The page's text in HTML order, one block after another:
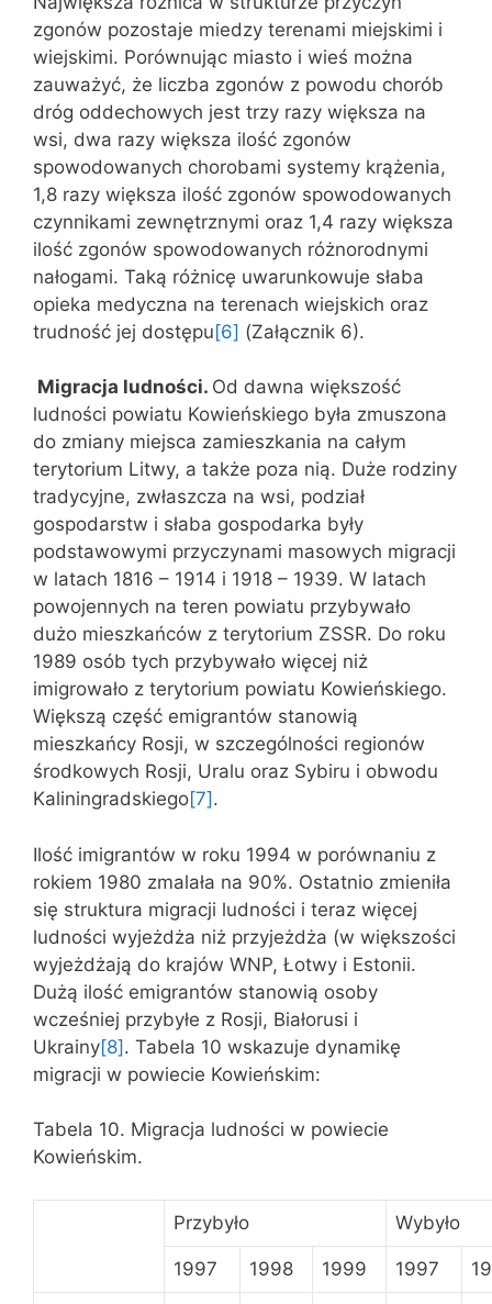
zgonów pozostaje miedzy terenami miejskimi i
wiejskimi. Porównując miasto i wieś można
zauważyć, że liczba zgonów z powodu chorób
dróg oddechowych jest trzy razy większa na
wsi, dwa razy większa ilość zgonów
spowodowanych chorobami systemy krążenia,
1,8 razy większa ilość zgonów spowodowanych
czynnikami zewnętrznymi oraz 1,4 razy większa
ilość zgonów spowodowanych różnorodnymi
nałogami. Taką różnicę uwarunkowuje słaba
opieka medyczna na terenach wiejskich oraz
trudność jej dostępu[6] (Załącznik 6).
Migracja ludności. Od dawna większość
ludności powiatu Kowieńskiego była zmuszona
do zmiany miejsca zamieszkania na całym
terytorium Litwy, a także poza nią. Duże rodziny
tradycyjne, zwłaszcza na wsi, podział
gospodarstw i słaba gospodarka były
podstawowymi przyczynami masowych migracji
w latach 1816 – 1914 i 1918 – 1939. W latach
powojennych na teren powiatu przybywało
dużo mieszkańców z terytorium ZSSR. Do roku
1989 osób tych przybywało więcej niż
imigrowało z terytorium powiatu Kowieńskiego.
Większą część emigrantów stanowią
mieszkańcy Rosji, w szczególności regionów
środkowych Rosji, Uralu oraz Sybiru i obwodu
Kaliningradskiego[7] .
Ilość imigrantów w roku 1994 w porównaniu z
rokiem 1980 zmalała na 90%. Ostatnio zmieniła
się struktura migracji ludności i teraz więcej
ludności wyjeżdża niż przyjeżdża (w większości
wyjeżdżają do krajów WNP, Łotwy i Estonii.
Dużą ilość emigrantów stanowią osoby
wcześniej przybyłe z Rosji, Białorusi i
Ukrainy[8]. Tabela 10 wskazuje dynamikę
migracji w powiecie Kowieńskim:
Tabela 10. Migracja ludności w powiecie
Kowieńskim.
Przybyło Wybyło
1997 1998 1999 1997